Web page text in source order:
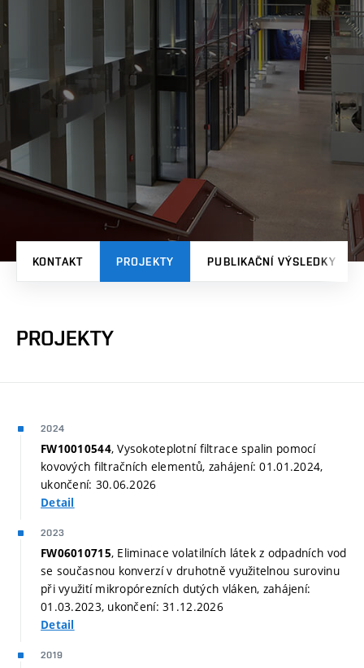
KONTAKT PROJEKTY PUBLIKAČNÍ VÝSLEDKY
PROJEKTY
2024
FW10010544, Vysokoteplotní filtrace spalin pomocí
kovových filtračních elementů, zahájení: 01.01.2024,
ukončení: 30.06.2026
Detail
2023
FW06010715, Eliminace volatilních látek z odpadních vod
se současnou konverzí v druhotně využitelnou surovinu
při využití mikropórezních dutých vláken, zahájení:
01.03.2023, ukončení: 31.12.2026
Detail
2019